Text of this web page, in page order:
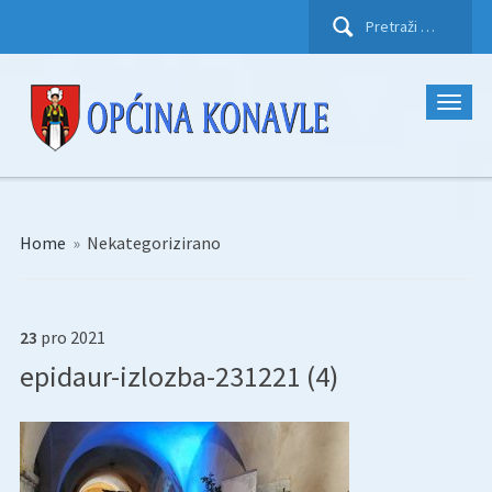
Pretraži:
Home » Nekategorizirano
23 pro 2021
epidaur-izlozba-231221 (4)